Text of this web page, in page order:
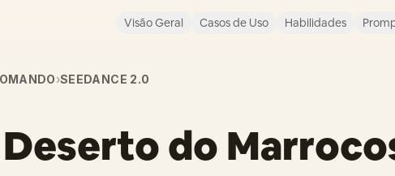
Visão Geral Casos de Uso Habilidades
›SEEDANCE 2.0
Deserto do